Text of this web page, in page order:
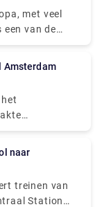
met veel
van de
ter wereld.
bezoekt en
ophalen en
stad-naar-
boeken
Er kunnen
op
treinen van
Station